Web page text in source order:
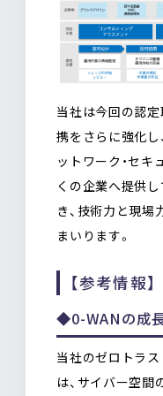
当社は今回の認
携をさらに強化し
ットワーク・セ
くの企業へ提供
き、技術力と現
まいります。
【参考情報】
◆0-WANの成
当社のゼロトラス
は、サイバー空